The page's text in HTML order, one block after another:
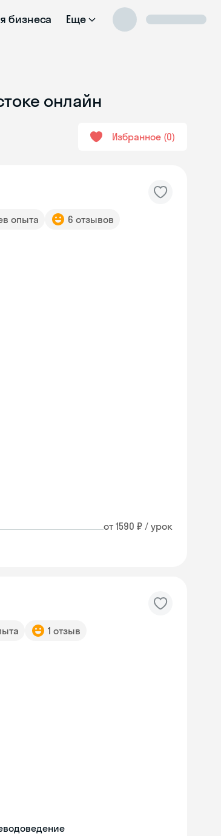
бизнеса Еще
онлайн
Избранное 0
опыта 6 отзывов
от 1590 ₽ / урок
1 отзыв